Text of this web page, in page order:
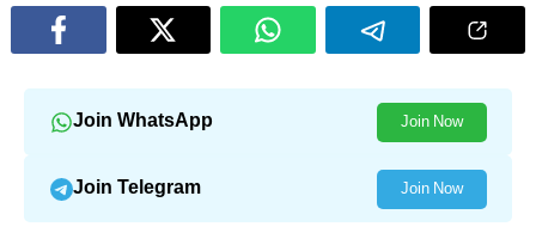
Join WhatsApp Join Now
Join Telegram Join Now